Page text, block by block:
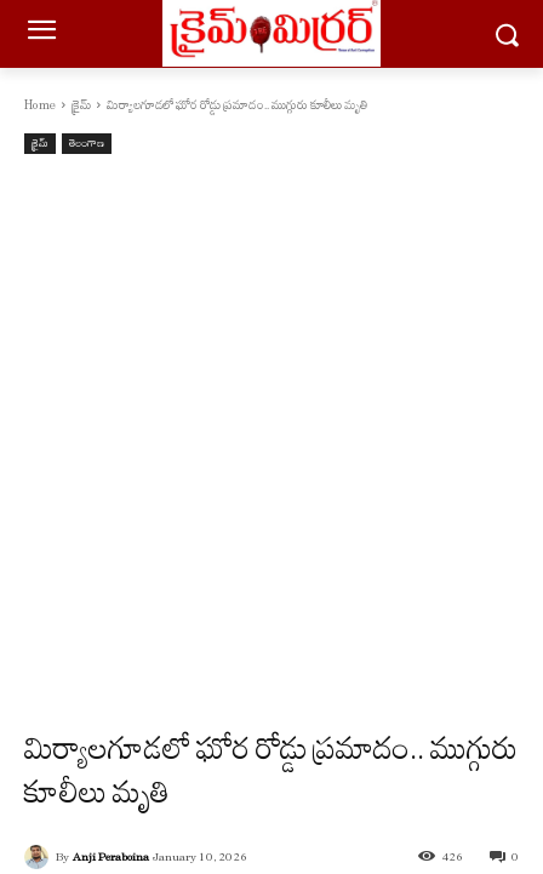
Home క్రైమ్ మిర్యాలగూడలో ఘోర రోడ్డు ప్రమాదం.. ముగ్గురు కూలీలు మృతి
క్రైమ్ తెలంగాణ
మిర్యాలగూడలో ఘోర రోడ్డు ప్రమాదం.. ముగ్గురు
కూలీలు మృతి
By Anji Peraboina January 10, 2026 0
426